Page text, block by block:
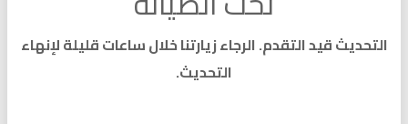
التحديث قيد التقدم. الرجاء زيارتنا خلال ساعات قليلة لإنهاء
التحديث.